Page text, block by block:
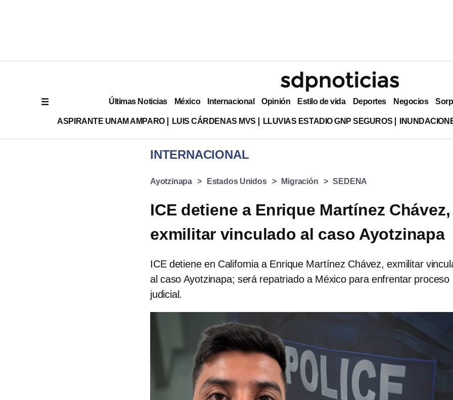
Últimas Noticias México Internacional Opinión Estilo de vida Deportes Negocios
ASPIRANTE UNAM AMPARO LUIS CÁRDENAS MVS LLUVIAS ESTADIO GNP SEGUROS
INTERNACIONAL
Ayotzinapa Estados Unidos Migración SEDENA
ICE detiene a Enrique Martínez Chávez,
exmilitar vinculado al caso Ayotzinapa
ICE detiene en California a Enrique Martínez Chávez, exmilitar
al caso Ayotzinapa; será repatriado a México para enfrentar proceso
judicial.